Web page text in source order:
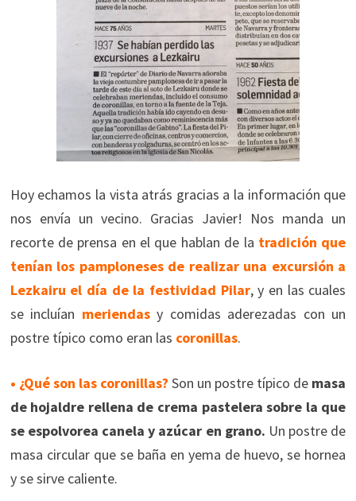
Hoy echamos la vista atrás gracias a la información que
nos envía un vecino. Gracias Javier! Nos manda un
recorte de prensa en el que hablan de la tradición que
tenían los pamploneses de realizar una excursión a
Lezkairu el día de la festividad Pilar, y en las cuales
se incluían meriendasy comidas aderezadas con un
postre típico como eran las coronillas.
• ¿Qué son las coronillas? Son un postre típico de masa
de hojaldre rellena de crema pastelera sobre la que
se espolvorea canela y azúcar en grano. Un postre de
masa circular que se baña en yema de huevo, se hornea
y se sirve caliente.